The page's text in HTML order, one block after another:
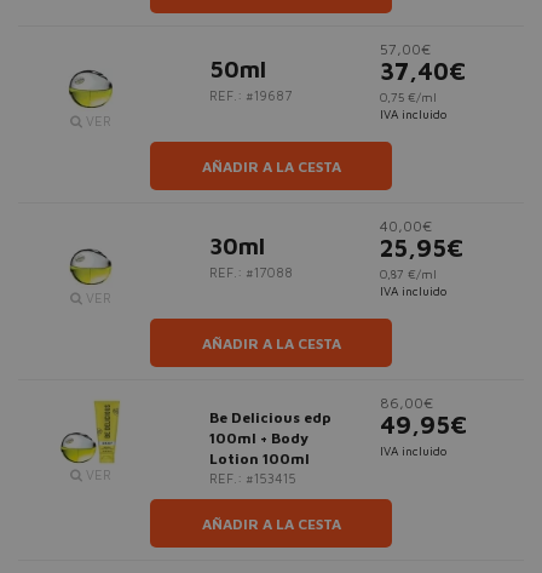
VER
50ml
REF.: #19687
57,00€
37,40€
0,75 €/ml
IVA incluido
AÑADIR A LA CESTA
VER
30ml
REF.: #17088
40,00€
25,95€
0,87 €/ml
IVA incluido
AÑADIR A LA CESTA
VER
Be Delicious edp
100ml + Body
Lotion 100ml
REF.: #153415
86,00€
49,95€
IVA incluido
AÑADIR A LA CESTA